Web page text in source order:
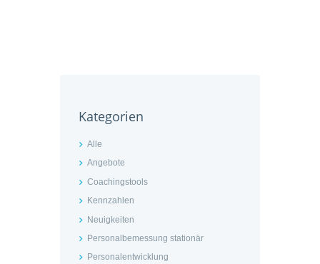
Kategorien
Alle
Angebote
Coachingstools
Kennzahlen
Neuigkeiten
Personalbemessung stationär
Personalentwicklung